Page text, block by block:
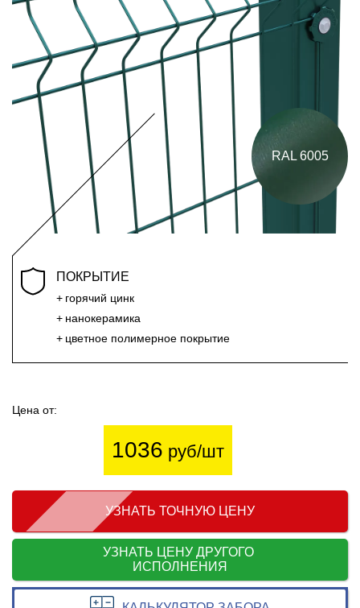
RAL 6005
ПОКРЫТИЕ
горячий цинк
нанокерамика
цветное полимерное покрытие
Цена от:
1036 руб/шт
УЗНАТЬ ТОЧНУЮ ЦЕНУ
УЗНАТЬ ЦЕНУ ДРУГОГО
ИСПОЛНЕНИЯ